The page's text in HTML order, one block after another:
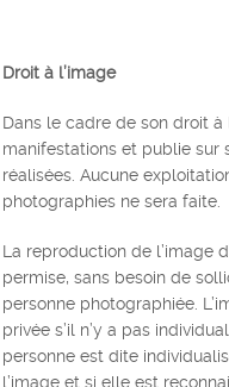
Droit à l’image
Dans le cadre de son droit
manifestations et publie sur
réalisées. Aucune
photographies ne sera faite.
La reproduction de l’image
permise, sans besoin de
personne photographiée.
privée s’il n’y a pas
personne est dite
l’image et si elle est